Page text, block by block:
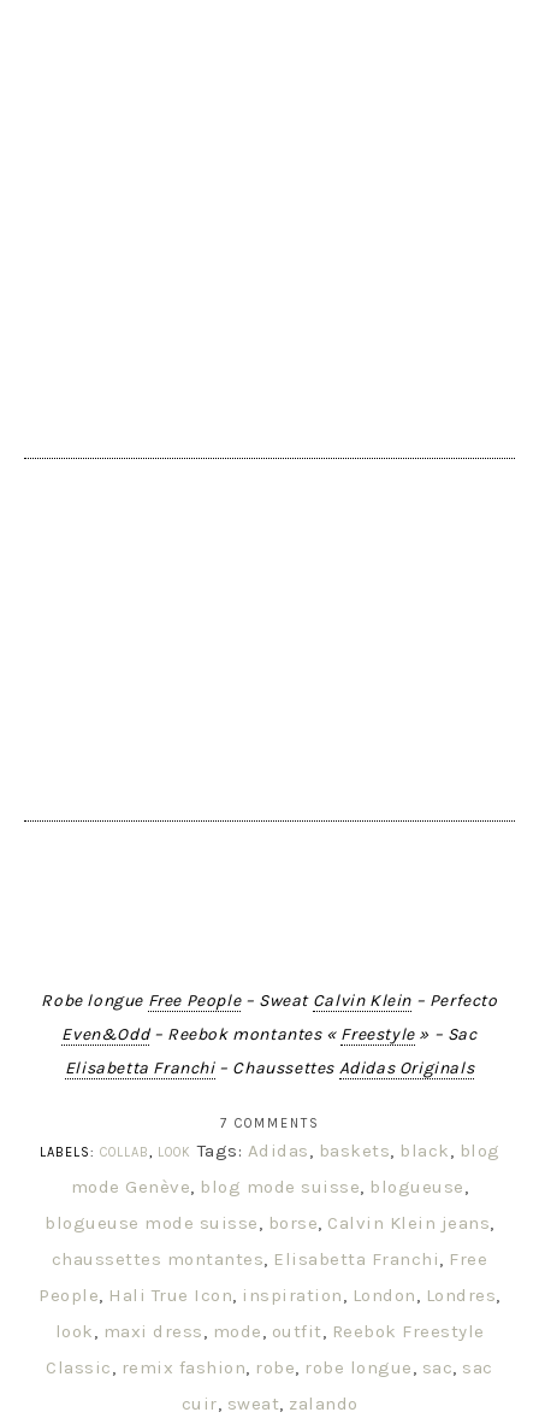
Robe longue Free People– Sweat Calvin Klein– Perfecto
Even&Odd– Reebok montantes « Freestyle» – Sac
Elisabetta Franchi– Chaussettes Adidas Originals
7 COMMENTS
LABELS: COLLAB, LOOK Tags: Adidas, baskets, black, blog
mode Genève, blog mode suisse, blogueuse,
blogueuse mode suisse, borse, Calvin Klein jeans,
chaussettes montantes, Elisabetta Franchi, Free
People, Hali True Icon, inspiration, London, Londres,
look, maxi dress, mode, outfit, Reebok Freestyle
Classic, remix fashion, robe, robe longue, sac, sac
cuir, sweat, zalando